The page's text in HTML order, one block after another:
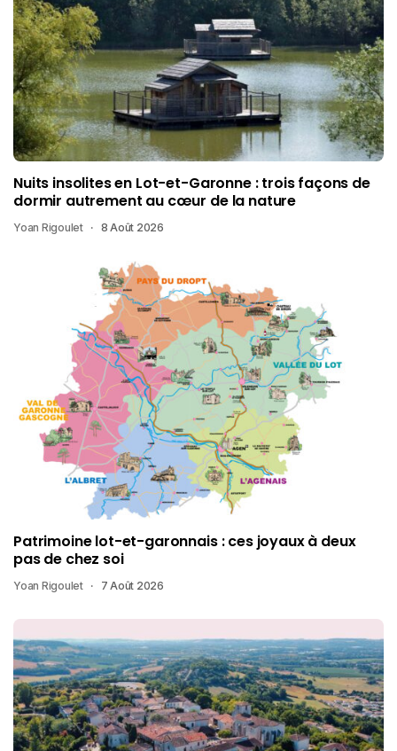
Nuits insolites en Lot-et-Garonne : trois façons de
dormir autrement au cœur de la nature
Yoan Rigoulet 8 Août 2026
Patrimoine lot-et-garonnais : ces joyaux à deux
pas de chez soi
Yoan Rigoulet 7 Août 2026